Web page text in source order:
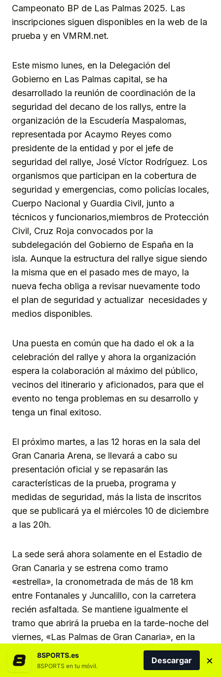
Campeonato BP de Las Palmas 2025. Las
inscripciones siguen disponibles en la web de la
prueba y en VMRM.net.
Este mismo lunes, en la Delegación del
Gobierno en Las Palmas capital, se ha
desarrollado la reunión de coordinación de la
seguridad del decano de los rallys, entre la
organización de la Escudería Maspalomas,
representada por Acaymo Reyes como
presidente de la entidad y por el jefe de
seguridad del rallye, José Víctor Rodríguez. Los
organismos que participan en la cobertura de
seguridad y emergencias, como policías locales,
Cuerpo Nacional y Guardia Civil, junto a
técnicos y funcionarios,miembros de Protección
Civil, Cruz Roja convocados por la
subdelegación del Gobierno de España en la
isla. Aunque la estructura del rallye sigue siendo
la misma que en el pasado mes de mayo, la
nueva fecha obliga a revisar nuevamente todo
el plan de seguridad y actualizar necesidades y
medios disponibles.
Una puesta en común que ha dado el ok a la
celebración del rallye y ahora la organización
espera la colaboración al máximo del público,
vecinos del itinerario y aficionados, para que el
evento no tenga problemas en su desarrollo y
tenga un final exitoso.
El próximo martes, a las 12 horas en la sala del
Gran Canaria Arena, se llevará a cabo su
presentación oficial y se repasarán las
características de la prueba, programa y
medidas de seguridad, más la lista de inscritos
que se publicará ya el miércoles 10 de diciembre
a las 20h.
La sede será ahora solamente en el Estadio de
Gran Canaria y se estrena como tramo
«estrella», la cronometrada de más de 18 km
entre Fontanales y Juncalillo, con la carretera
recién asfaltada. Se mantiene igualmente el
tramo que abrirá la prueba en la tarde-noche del
viernes, «Las Palmas de Gran Canaria», en la
carretera de San Lorenzo al Jardín Canario.
8SPORTS.es
8SPORTS en tu móvil.
Descargar ×